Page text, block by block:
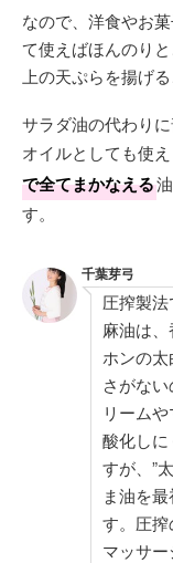
なので、洋食やお
て使えばほんのり
上の天ぷらを揚げ
サラダ油の代わり
オイルとしても使
で全てまかなえる
す。
千葉芽弓
圧搾製
麻油は
ホンの
さがな
リーム
酸化し
すが、”
ま油を
す。圧
マッサ